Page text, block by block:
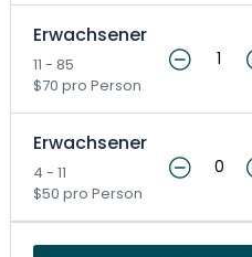
Erwachsener
11 - 85
$70 pro Person
Erwachsener
4 - 11
$50 pro Person